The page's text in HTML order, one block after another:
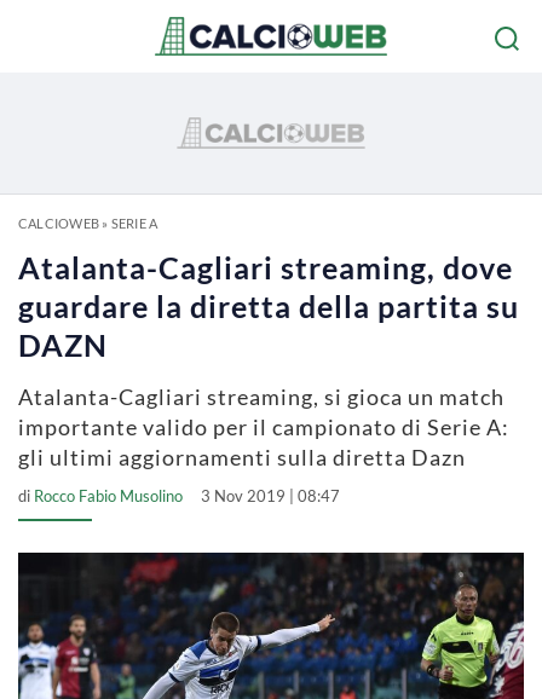
CALCIOWEB» SERIE A
Atalanta-Cagliari streaming, dove
guardare la diretta della partita su
DAZN
Atalanta-Cagliari streaming, si gioca un match
importante valido per il campionato di Serie A:
gli ultimi aggiornamenti sulla diretta Dazn
di Rocco Fabio Musolino 3 Nov 2019 | 08:47